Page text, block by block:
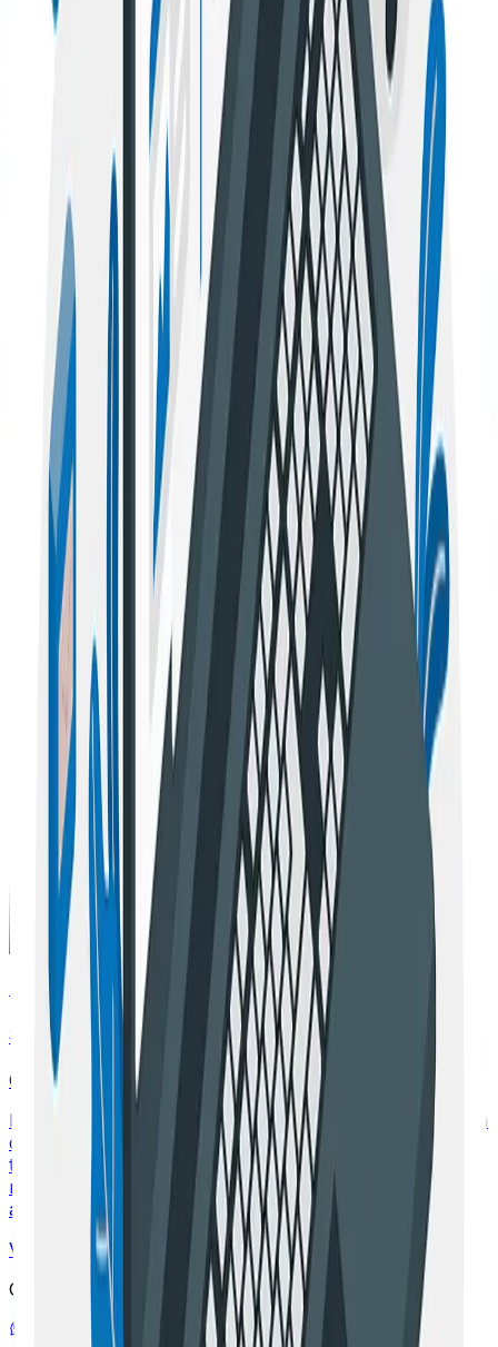
Contactar con el blogger
Luego de que has identificado los blogs con los que
deseas colaborar es momento de ponerte en contacto
con ellos. Antes, define los temas que vas a proponer
para hacer la escritura. Luego haz el envío de la
propuesta a cada uno de los contactos a través de
correo, donde especifiques el tipo de relación que
quieres acordar. Deberás plantear con argumentos la
razón por la cual les va a beneficiar a ambas partes
establecer dicha alianza. Te recomendamos que
propongas entre 1 a 3 temas que tienes contemplado
escribir, para que sea más fácil que la otra parte
contemple aceptar tu propuesta. Encuentra en Seology
estrategias
SEO para CBD
, Ecommerce, Universidades y
otra industrias.
Impulsa tu posicionamiento con
expertos locales
Contar con especialistas que entiendan tu mercado es
clave para el éxito. En Seology ofrecemos servicios
adaptados a cada región: nuestra agencia SEO Colombia
conoce a fondo el ecosistema digital colombiano,
mientras que nuestra
Agencia SEO en Chile
domina las
estrategias que funcionan en el mercado chileno.
Preguntas frecuentes
¿Qué es el guest posting o guest blogging?
¿Dónde hacer guest posting?
Escrito por
Sebastián Restrepo
CTO
Especialista en SEO Técnico y Analítica. Con más de una
década de experiencia, Sebastián combina estrategia,
técnica y análisis para potenciar la visibilidad de
negocios en buscadores. Apasionado por la
automatización y la eficiencia operativa con IA.
Ver más artículos de Sebastián→
Compartir este articulo